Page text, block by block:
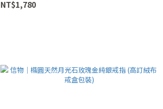
NT$1,780